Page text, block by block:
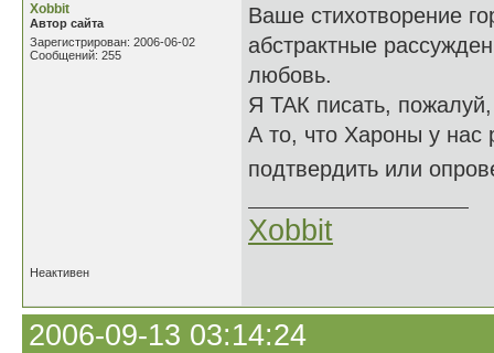
Xobbit
Автор сайта
Зарегистрирован: 2006-06-02
Сообщений: 255
Ваше стихотворение
абстрактные
любовь.
Я ТАК писать,
А то, что Хароны у нас
подтвердить или
Xobbit
Неактивен
2006-09-13 03:14:24